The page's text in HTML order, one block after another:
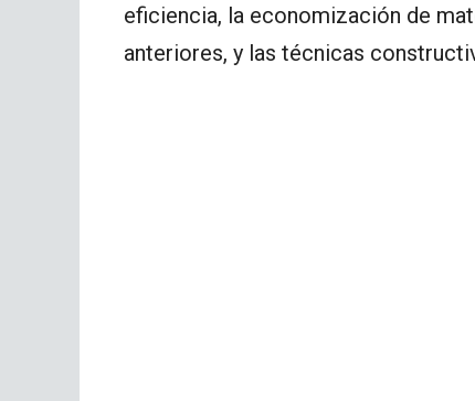
eficiencia, la economización de
anteriores, y las técnicas